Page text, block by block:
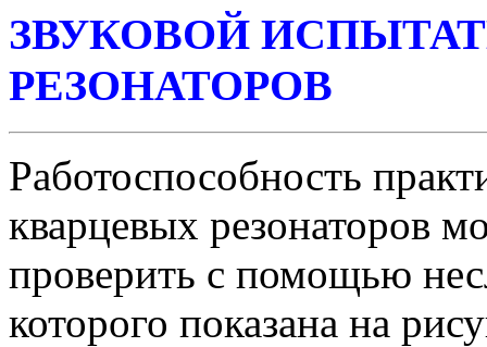
ЗВУКОВОЙ
РЕЗОНАТОРОВ
Работоспособность
кварцевых резонаторов
проверить с помощью
которого показана на